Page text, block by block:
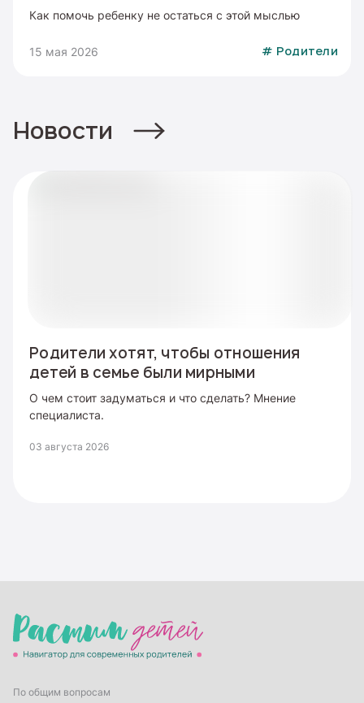
Как помочь ребенку не остаться с этой мыслью
15 мая 2026 # Родители
Новости
Родители хотят, чтобы отношения
детей в семье были мирными
О чем стоит задуматься и что сделать? Мнение
специалиста.
03 августа 2026
По общим вопросам